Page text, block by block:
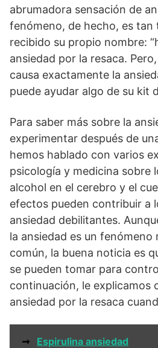
abrumadora sensación de
fenómeno, de hecho, es tan
recibido su propio nombre:
ansiedad por la resaca.
causa exactamente la
puede ayudar algo de su kit
Para saber más sobre la
experimentar después de
hemos hablado con varios
psicología y medicina sobre
alcohol en el cerebro y el
efectos pueden contribuir a
ansiedad debilitantes.
la ansiedad es un fenómeno
común, la buena noticia es
se pueden tomar para
continuación, le explicamos
ansiedad por la resaca
➞ Espirulina ansiedad